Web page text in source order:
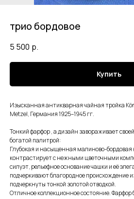
трио бордовое
5 500 р.
Купить
Изысканная антикварная чайная тройка
Metzel, Германия 1925–1945 гг.
Тонкий фарфор , а дизайн завораживает
богатой палитрой:
Глубокая и насыщенная малиново-бордовая
контрастирует с нежными цветочными
силуэт, рельефное основание чашки и её
подчеркивают благородное происхождение
подчеркнуты тонкой золотой отводкой.
Отличное коллекционное состояние. Фарфор